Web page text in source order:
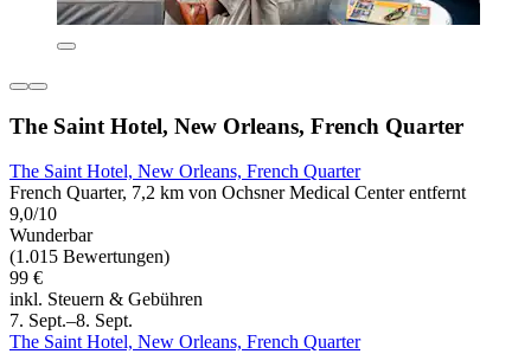
The Saint Hotel, New Orleans, French Quarter
The Saint Hotel, New Orleans, French Quarter
French Quarter, 7,2 km von Ochsner Medical Center entfernt
9,0/10
Wunderbar
(1.015 Bewertungen)
99 €
inkl. Steuern & Gebühren
7. Sept.–8. Sept.
The Saint Hotel, New Orleans, French Quarter